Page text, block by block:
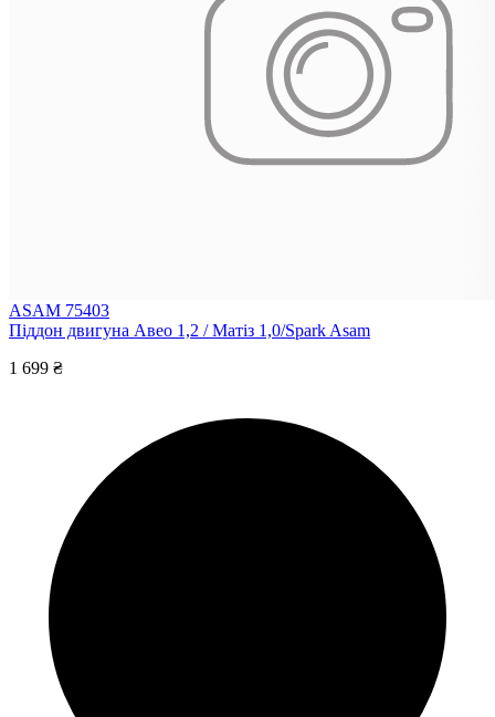
ASAM 75403
Піддон двигуна Авео 1,2 / Матіз 1,0/Spark Asam
1 699 ₴